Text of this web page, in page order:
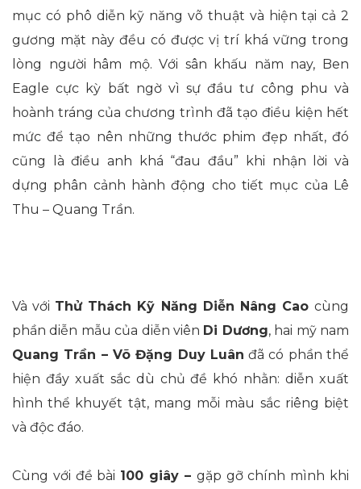
mục có phô diễn kỹ năng võ thuật và hiện tại cả 2
gương mặt này đều có được vị trí khá vững trong
lòng người hâm mộ. Với sân khấu năm nay, Ben
Eagle cực kỳ bất ngờ vì sự đầu tư công phu và
hoành tráng của chương trình đã tạo điều kiện hết
mức để tạo nên những thước phim đẹp nhất, đó
cũng là điều anh khá “đau đầu” khi nhận lời và
dựng phân cảnh hành động cho tiết mục của Lê
Thu – Quang Trần.
Và với Thử Thách Kỹ Năng Diễn Nâng Caocùng
phần diễn mẫu của diễn viên Di Dương, hai mỹ nam
Quang Trần – Võ Đặng Duy Luân đã có phần thể
hiện đầy xuất sắc dù chủ đề khó nhằn: diễn xuất
hình thể khuyết tật, mang mỗi màu sắc riêng biệt
và độc đáo.
Cùng với đề bài 100 giây – gặp gỡ chính mình khi